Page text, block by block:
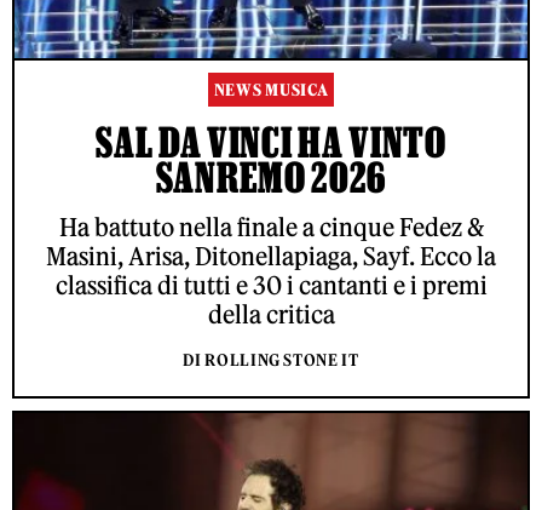
NEWS MUSICA
SAL DA VINCI HA VINTO
SANREMO 2026
Ha battuto nella finale a cinque Fedez &
Masini, Arisa, Ditonellapiaga, Sayf. Ecco la
classifica di tutti e 30 i cantanti e i premi
della critica
DI ROLLING STONE IT